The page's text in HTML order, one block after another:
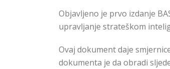
Objavljeno je prvo izdanje
upravljanje strateškom
Ovaj dokument daje
dokumenta je da obradi